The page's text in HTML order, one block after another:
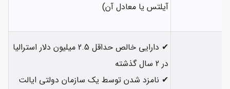
آیلتس یا معادل آن)
✔ دارایی خالص حداقل 2.5 میلیون دلار استرالیا
در 2 سال گذشته
✔ نامزد شدن توسط یک سازمان دولتی ایالت